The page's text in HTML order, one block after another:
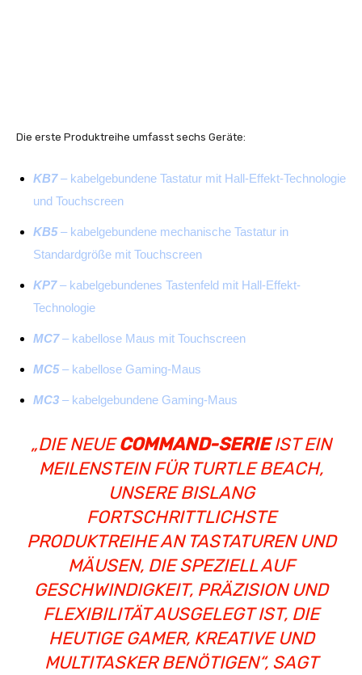
Die erste Produktreihe umfasst sechs Geräte:
KB7– kabelgebundene Tastatur mit Hall-Effekt-Technologie
und Touchscreen
KB5– kabelgebundene mechanische Tastatur in
Standardgröße mit Touchscreen
KP7– kabelgebundenes Tastenfeld mit Hall-Effekt-
Technologie
MC7– kabellose Maus mit Touchscreen
MC5– kabellose Gaming-Maus
MC3 – kabelgebundene Gaming-Maus
„DIE NEUECOMMAND-SERIEIST EIN
MEILENSTEIN FÜR TURTLE BEACH,
UNSERE BISLANG
FORTSCHRITTLICHSTE
PRODUKTREIHE AN TASTATUREN UND
MÄUSEN, DIE SPEZIELL AUF
GESCHWINDIGKEIT, PRÄZISION UND
FLEXIBILITÄT AUSGELEGT IST, DIE
HEUTIGE GAMER, KREATIVE UND
MULTITASKER BENÖTIGEN“, SAGT